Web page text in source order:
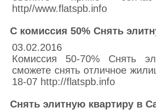
http//www.flatspb.info
С комиссия 50% Снять
03.02.2016
Комиссия 50-70% Снять
сможете снять отличное
18-07 http://flatspb.info
Снять элитную квартиру в